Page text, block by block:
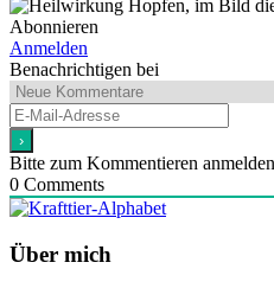
Abonnieren
Anmelden
Benachrichtigen bei
Bitte zum Kommentieren anmelden
0 Comments
Über mich